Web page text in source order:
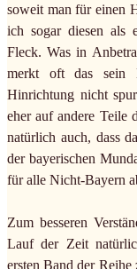
soweit man für einen
ich sogar diesen als
Fleck. Was in
merkt oft das sein
Hinrichtung nicht
eher auf andere Teile
natürlich auch, dass
der bayerischen
für alle Nicht-Bayern
Zum besseren
Lauf der Zeit
ersten Band der